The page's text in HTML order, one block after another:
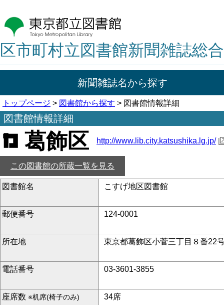
区市町村立図書館新聞雑誌総
新聞雑誌名から探す
トップページ > 図書館から探す > 図書館情報詳細
図書館情報詳細
葛飾区 http://www.lib.city.katsushika.lg.jp/
この図書館の所蔵一覧を見る
図書館名 こすげ地区図書館
郵便番号 124-0001
所在地 東京都葛飾区小菅三丁目８番22
電話番号 03-3601-3855
座席数 ※机席(椅子のみ) 34席